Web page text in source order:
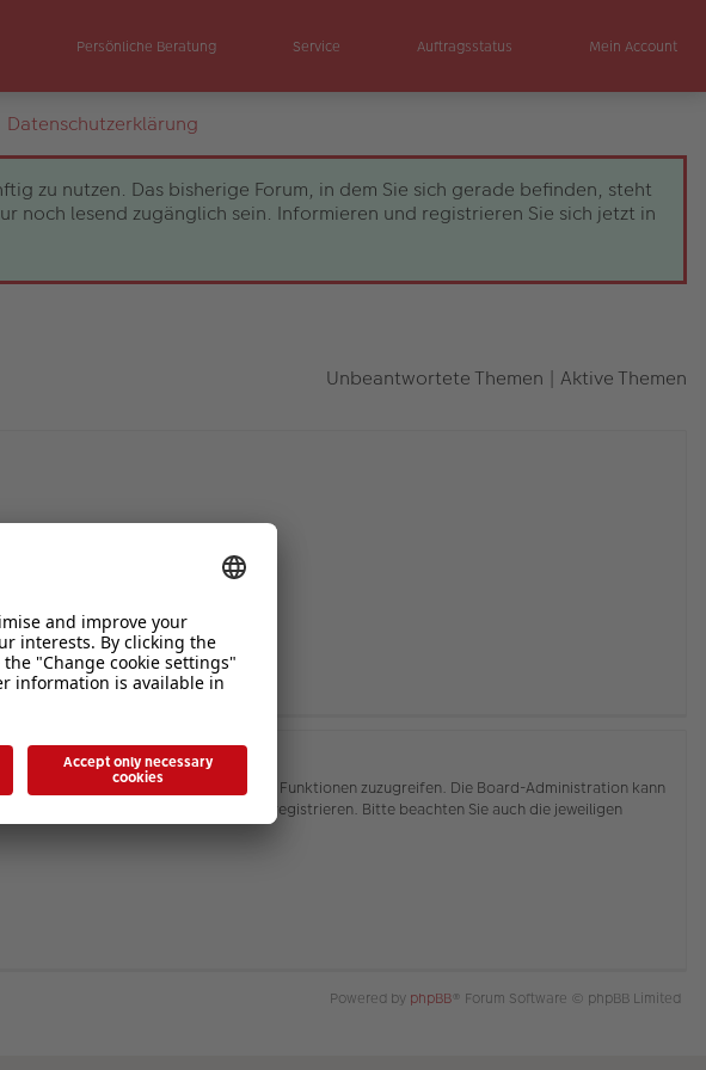
Persönliche Beratung Service Auftragsstatus Mein Account
Datenschutzerklärung
zu nutzen. Das bisherige Forum, in dem Sie sich gerade befinden, steht
noch lesend zugänglich sein. Informieren und registrieren Sie sich jetzt in
Unbeantwortete Themen | Aktive Themen
und ermöglicht es Ihnen, auf weitere Funktionen zuzugreifen. Die Board-Administration kann
Regelungen, bevor Sie sich registrieren. Bitte beachten Sie auch die jeweiligen
Powered by phpBB® Forum Software © phpBB Limited